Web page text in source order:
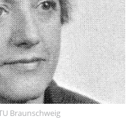
Braunschweig